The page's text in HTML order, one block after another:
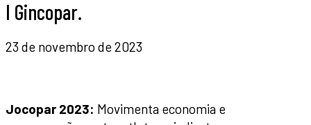
I Gincopar.
23 de novembro de 2023
Jocopar 2023: Movimenta economia e